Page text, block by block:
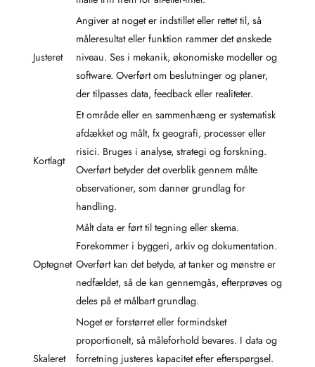
Justeret
Angiver at noget er indstillet eller rettet til, så
måleresultat eller funktion rammer det ønskede
niveau. Ses i mekanik, økonomiske modeller og
software. Overført om beslutninger og planer,
der tilpasses data, feedback eller realiteter.
Kortlagt
Et område eller en sammenhæng er systematisk
afdækket og målt, fx geografi, processer eller
risici. Bruges i analyse, strategi og forskning.
Overført betyder det overblik gennem målte
observationer, som danner grundlag for
handling.
Optegnet
Målt data er ført til tegning eller skema.
Forekommer i byggeri, arkiv og dokumentation.
Overført kan det betyde, at tanker og mønstre er
nedfældet, så de kan gennemgås, efterprøves og
deles på et målbart grundlag.
Skaleret
Noget er forstørret eller formindsket
proportionelt, så måleforhold bevares. I data og
forretning justeres kapacitet efter efterspørgsel.